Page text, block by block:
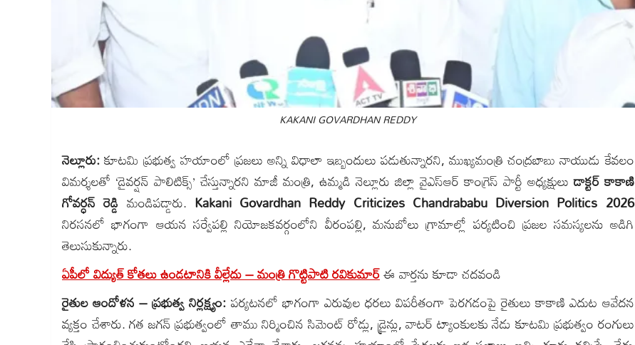
KAKANI GOVARDHAN REDDY
నెల్లూరు:కూటమి ప్రభుత్వ హయాంలో ప్రజలు అన్ని విధాలా ఇబ్బందులు పడుతున్నారని, ముఖ్యమంత్రి చంద్రబాబు నాయుడు కేవలం
విమర్శలతో ‘డైవర్షన్ పాలిటిక్స్’ చేస్తున్నారని మాజీ మంత్రి, ఉమ్మడి నెల్లూరు జిల్లా వైఎస్ఆర్ కాంగ్రెస్ పార్టీ అధ్యక్షులుడాక్టర్ కాకాణి
గోవర్ధన్ రెడ్డి మండిపడ్డారు. Kakani Govardhan Reddy Criticizes Chandrababu Diversion Politics 2026
నిరసనలో భాగంగా ఆయన సర్వేపల్లి నియోజకవర్గంలోని వీరంపల్లి, మనుబోలు గ్రామాల్లో పర్యటించి ప్రజల సమస్యలను అడిగి
తెలుసుకున్నారు.
ఏపీలో విద్యుత్ కోతలు ఉండటానికి వీల్లేదు – మంత్రి గొట్టిపాటి రవికుమార్ఈ వార్తను కూడా చదవండి
రైతుల ఆందోళన – ప్రభుత్వ నిర్లక్ష్యం:పర్యటనలో భాగంగా ఎరువుల ధరలు విపరీతంగా పెరగడంపై రైతులు కాకాణి ఎదుట ఆవేదన
వ్యక్తం చేశారు. గత జగన్ ప్రభుత్వంలో తాము నిర్మించిన సిమెంట్ రోడ్లు, డ్రైన్లు, వాటర్ ట్యాంకులకు నేడు కూటమి ప్రభుత్వం రంగులు